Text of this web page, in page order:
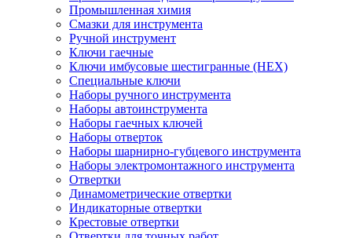
Промышленная химия
Смазки для инструмента
Ручной инструмент
Ключи гаечные
Ключи имбусовые шестигранные (HEX)
Специальные ключи
Наборы ручного инструмента
Наборы автоинструмента
Наборы гаечных ключей
Наборы отверток
Наборы шарнирно-губцевого инструмента
Наборы электромонтажного инструмента
Отвертки
Динамометрические отвертки
Индикаторные отвертки
Крестовые отвертки